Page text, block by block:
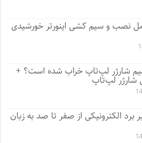
نصب و سیم کشی اینورتر خورشیدی
شارژر لپ‌تاپ خراب شده است؟ +
شارژر لپ‌تاپ
برد الکترونیکی از صفر تا صد به زبان